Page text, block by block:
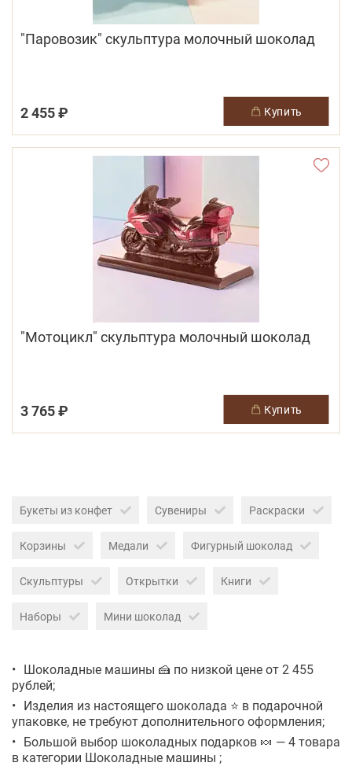
"Паровозик" скульптура молочный шоколад
2 455 ₽ купить
"Мотоцикл" скульптура молочный шоколад
3 765 ₽ купить
Букеты из конфет Сувениры Раскраски
Корзины Медали Фигурный шоколад
Скульптуры Открытки Книги
Наборы Мини шоколад
Шоколадные машины 🍰 по низкой цене от 2 455
рублей;
Изделия из настоящего шоколада ⭐ в подарочной
упаковке, не требуют дополнительного оформления;
Большой выбор шоколадных подарков 🍬 — 4 товара
в категории Шоколадные машины ;